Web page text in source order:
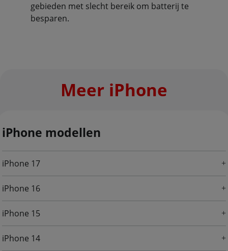
gebieden met slecht bereik om batterij te
besparen.
Meer iPhone
iPhone modellen
iPhone 17
iPhone 16
iPhone 15
iPhone 14